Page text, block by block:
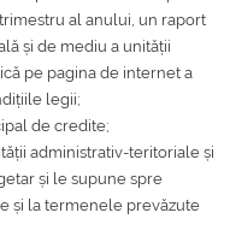
al anului, un raport
și de mediu a unității
pe pagina de internet a
legii;
de credite;
administrativ-teritoriale și
și le supune spre
și la termenele prevăzute